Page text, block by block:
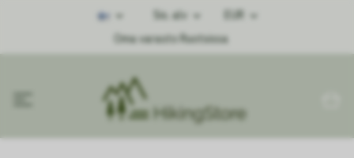
Sis. alv
EUR
Oma varasto Ruotsissa